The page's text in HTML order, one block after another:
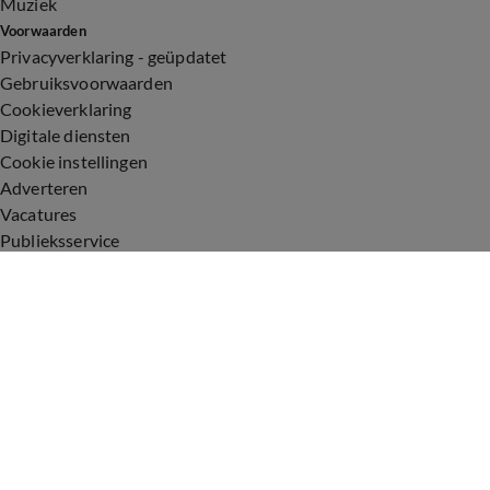
Voorwaarden
Privacyverklaring - geüpdatet
Gebruiksvoorwaarden
Cookieverklaring
Digitale diensten
Cookie instellingen
Adverteren
Vacatures
Publieksservice